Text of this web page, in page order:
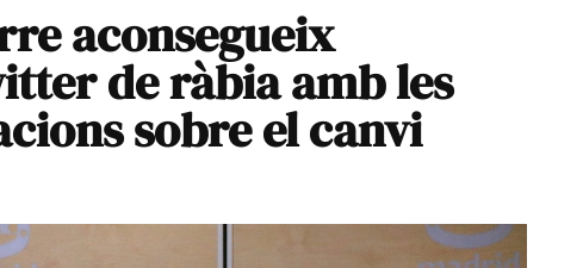
aconsegueix
de ràbia amb les
sobre el canvi